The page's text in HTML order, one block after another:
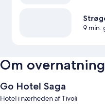
9 min.
Om
Go Hotel Saga
Hotel i nærheden af Tivoli